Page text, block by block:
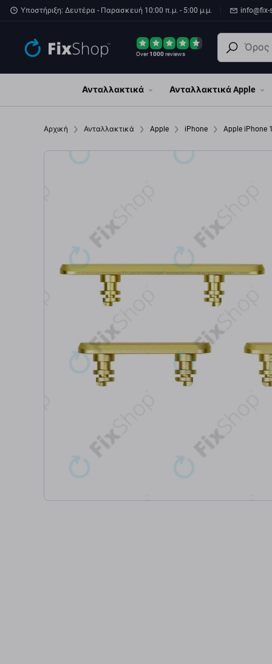
Παράβλεψη στο κύριο περιεχόμενο
Υποστήριξη: Δευτέρα - Παρασκευή 10:00 π.μ. - 5:00 μ.μ. info@fix-
Over1000reviews
Ανταλλακτικά Ανταλλακτικά Apple
Αρχική Ανταλλακτικά Apple iPhone Apple iPhone